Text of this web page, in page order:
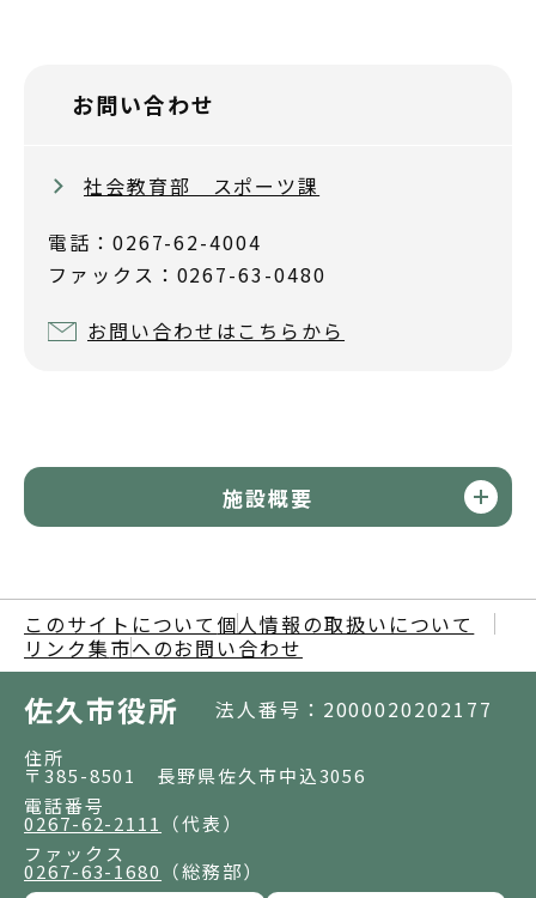
お問い合わせ
社会教育部 スポーツ課
電話：0267-62-4004
ファックス：0267-63-0480
お問い合わせはこちらから
施設概要
このサイトについて 個人情報の取扱いについて
リンク集市へのお問い合わせ
佐久市役所 法人番号：2000020202177
住所
〒385-8501 長野県佐久市中込3056
電話番号
0267-62-2111
（代表）
ファックス
0267-63-1680 （総務部）